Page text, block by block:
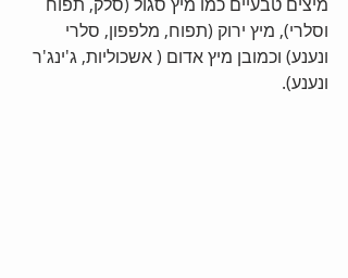
וסלרי), מיץ ירוק (תפוח, מלפפון, סלרי
ונענע) וכמובן מיץ אדום ( אשכוליות, ג'ינג'ר
ונענע).